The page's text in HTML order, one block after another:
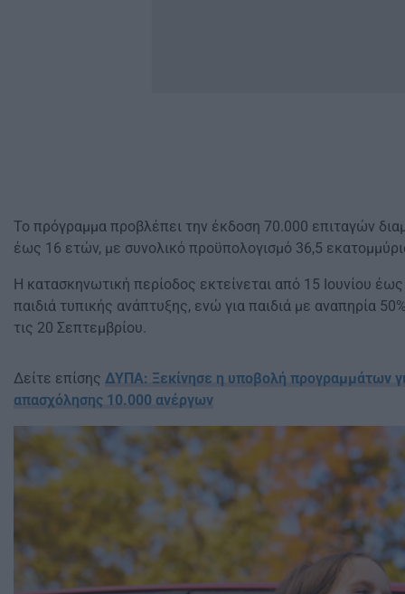
Το πρόγραμμα προβλέπει την έκδοση 70.000 επιταγών
έως 16 ετών, με συνολικό προϋπολογισμό 36,5
Η κατασκηνωτική περίοδος εκτείνεται από 15 Ιουνίου
παιδιά τυπικής ανάπτυξης, ενώ για παιδιά με αναπηρία
τις 20 Σεπτεμβρίου.
Δείτε επίσης ΔΥΠΑ: Ξεκίνησε η υποβολή προγραμμάτων
απασχόλησης 10.000 ανέργων